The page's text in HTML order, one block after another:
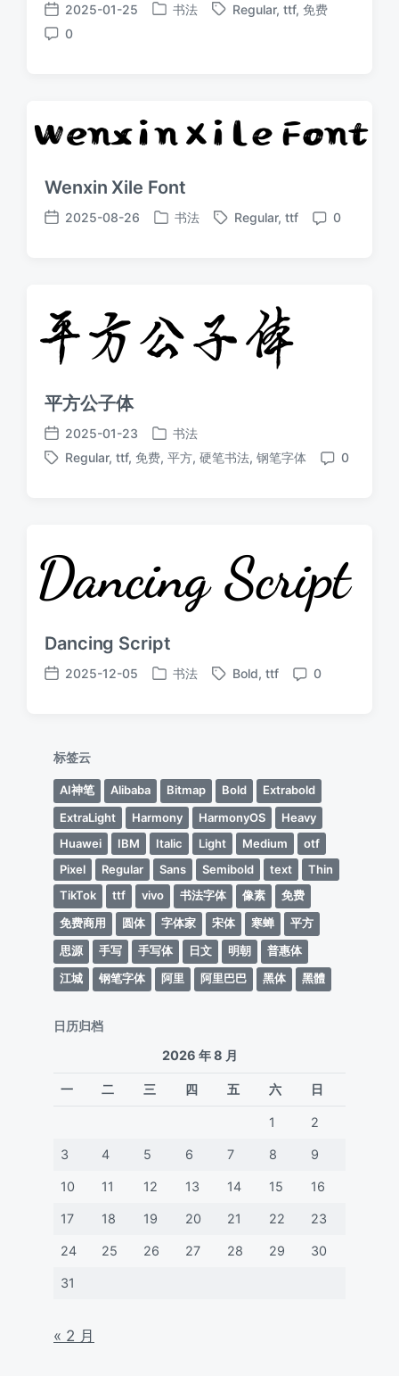
发
布
2025-01-25
发
书法
标
Regular, ttf, 免费
评
0
Wenxin Xile Font
发
2025-08-26
发
书法
标
Regular, ttf
评
0
平方公子体
发
布
2025-01-23
发
布
书法
标
Regular, ttf, 免费, 平方, 硬笔书法, 钢笔字体
评
0
Dancing Script
发
2025-12-05
发
书法
标
Bold, ttf
评
0
标签云
AI神笔 Alibaba Bitmap Bold
Extrabold
ExtraLight
Harmony HarmonyOS
Heavy
Huawei
IBM Italic Light Medium
otf
Pixel
Regular Sans Semibold text
Thin
TikTok
ttf vivo 书法字体 像素
免费
免费商用
圆体 字体家 宋体 寒蝉
平方
思源
手写 手写体 日文 明朝
普惠体
江城
钢笔字体 阿里 阿里巴巴 黑体 黑體
日历归档
2026 年 8 月
一 二 三 四 五 六 日
1 2
3 4 5 6 7 8 9
10 11 12 13 14 15 16
17 18 19 20 21 22 23
24 25 26 27 28 29 30
31
« 2 月